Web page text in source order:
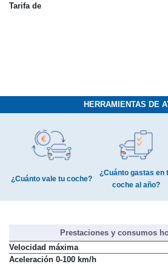
Tarifa de
HERRAMIENTAS DE
¿Cuánto vale tu coche?
¿Cuánto gastas en
coche al año?
Prestaciones y consumos
Velocidad máxima
Aceleración 0-100 km/h